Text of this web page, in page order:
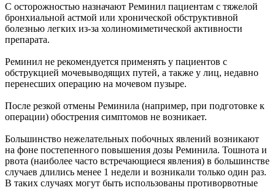
С осторожностью назначают Реминил пациентам с тяжелой
бронхиальной астмой или хронической обструктивной
болезнью легких из-за холиномиметической активности
препарата.
Реминил не рекомендуется применять у пациентов с
обструкцией мочевыводящих путей, а также у лиц, недавно
перенесших операцию на мочевом пузыре.
После резкой отмены Реминила (например, при подготовке к
операции) обострения симптомов не возникает.
Большинство нежелательных побочных явлений возникают
на фоне постепенного повышения дозы Реминила. Тошнота и
рвота (наиболее часто встречающиеся явления) в большинстве
случаев длились менее 1 недели и возникали только один раз.
В таких случаях могут быть использованы противорвотные